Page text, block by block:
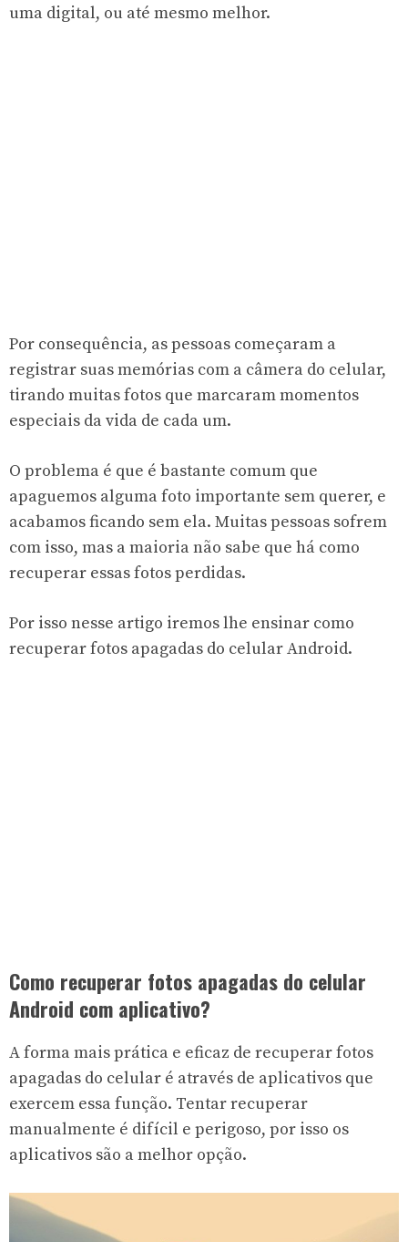
uma digital, ou até mesmo melhor.
Por consequência, as pessoas começaram a
registrar suas memórias com a câmera do celular,
tirando muitas fotos que marcaram momentos
especiais da vida de cada um.
O problema é que é bastante comum que
apaguemos alguma foto importante sem querer, e
acabamos ficando sem ela. Muitas pessoas sofrem
com isso, mas a maioria não sabe que há como
recuperar essas fotos perdidas.
Por isso nesse artigo iremos lhe ensinar como
recuperar fotos apagadas do celular Android.
Como recuperar fotos apagadas do celular
Android com aplicativo?
A forma mais prática e eficaz de recuperar fotos
apagadas do celular é através de aplicativos que
exercem essa função. Tentar recuperar
manualmente é difícil e perigoso, por isso os
aplicativos são a melhor opção.